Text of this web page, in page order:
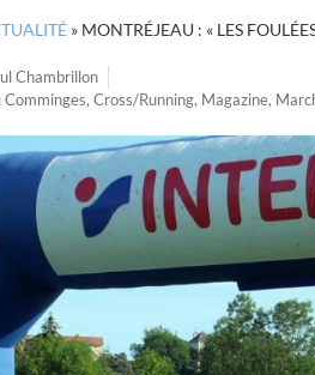
» MONTRÉJEAU : « LES
Chambrillon
, Cross/Running, Magazine,